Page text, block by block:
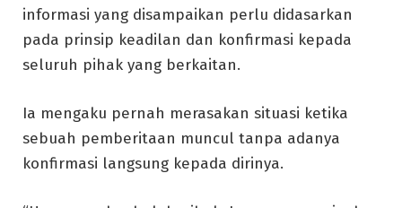
informasi yang disampaikan perlu didasarkan
pada prinsip keadilan dan konfirmasi kepada
seluruh pihak yang berkaitan.
Ia mengaku pernah merasakan situasi ketika
sebuah pemberitaan muncul tanpa adanya
konfirmasi langsung kepada dirinya.